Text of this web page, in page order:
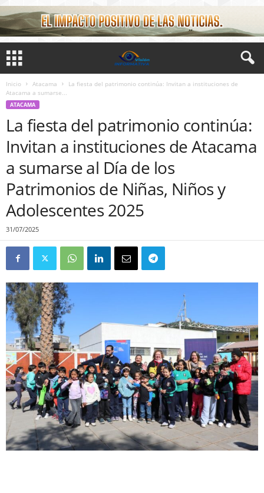
Inicio Atacama
La fiesta del patrimonio continúa: Invitan a instituciones de
Atacama a sumarse...
ATACAMA
La fiesta del patrimonio continúa:
Invitan a instituciones de Atacama
a sumarse al Día de los
Patrimonios de Niñas, Niños y
Adolescentes 2025
31/07/2025